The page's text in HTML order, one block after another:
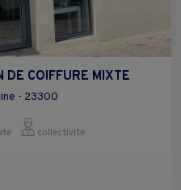
DE COIFFURE MIXTE
- 23300
collectivite